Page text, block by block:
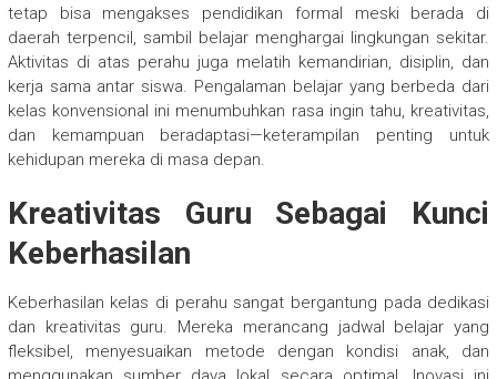
tetap bisa mengakses pendidikan formal meski berada di
daerah terpencil, sambil belajar menghargai lingkungan sekitar.
Aktivitas di atas perahu juga melatih kemandirian, disiplin, dan
kerja sama antar siswa. Pengalaman belajar yang berbeda dari
kelas konvensional ini menumbuhkan rasa ingin tahu, kreativitas,
dan kemampuan beradaptasi—keterampilan penting untuk
kehidupan mereka di masa depan.
Kreativitas Guru Sebagai Kunci
Keberhasilan
Keberhasilan kelas di perahu sangat bergantung pada dedikasi
dan kreativitas guru. Mereka merancang jadwal belajar yang
fleksibel, menyesuaikan metode dengan kondisi anak, dan